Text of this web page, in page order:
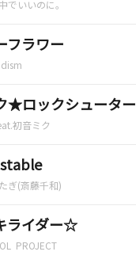
でいいのに。
フラワー
★ロックシューター
初音ミク
ぎ(斎藤千和)
ライダー☆
PROJECT